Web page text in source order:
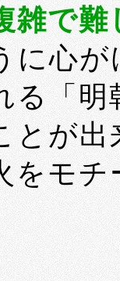
雑で難
に心
る「
とが出
をモ